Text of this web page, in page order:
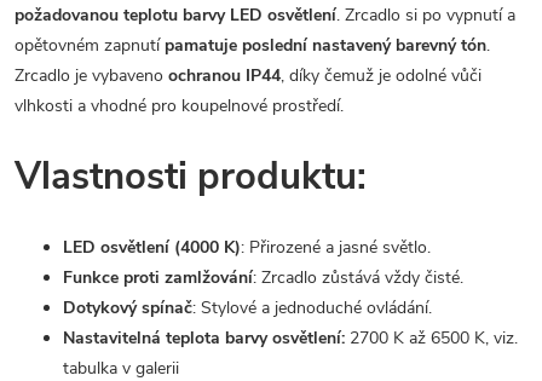
požadovanou teplotu barvy LED osvětlení. Zrcadlo si po vypnutí a
opětovném zapnutí pamatuje poslední nastavený barevný tón.
Zrcadlo je vybaveno ochranou IP44, díky čemuž je odolné vůči
vlhkosti a vhodné pro koupelnové prostředí.
Vlastnosti produktu:
LED osvětlení (4000 K): Přirozené a jasné světlo.
Funkce proti zamlžování: Zrcadlo zůstává vždy čisté.
Dotykový spínač: Stylové a jednoduché ovládání.
Nastavitelná teplota barvy osvětlení: 2700 K až 6500 K, viz.
tabulka v galerii